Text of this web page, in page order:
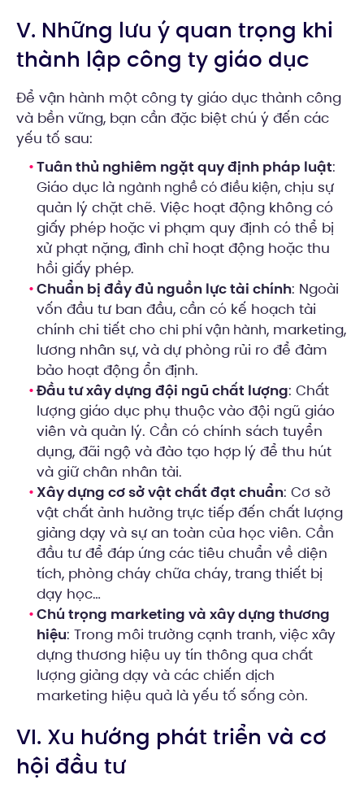
V. Những lưu ý quan trọng khi
thành lập công ty giáo dục
Để vận hành một công ty giáo dục thành công
và bền vững, bạn cần đặc biệt chú ý đến các
yếu tố sau:
Tuân thủ nghiêm ngặt quy định pháp luật:
Giáo dục là ngành nghề có điều kiện, chịu sự
quản lý chặt chẽ. Việc hoạt động không có
giấy phép hoặc vi phạm quy định có thể bị
xử phạt nặng, đình chỉ hoạt động hoặc thu
hồi giấy phép.
Chuẩn bị đầy đủ nguồn lực tài chính: Ngoài
vốn đầu tư ban đầu, cần có kế hoạch tài
chính chi tiết cho chi phí vận hành, marketing,
lương nhân sự, và dự phòng rủi ro để đảm
bảo hoạt động ổn định.
Đầu tư xây dựng đội ngũ chất lượng: Chất
lượng giáo dục phụ thuộc vào đội ngũ giáo
viên và quản lý. Cần có chính sách tuyển
dụng, đãi ngộ và đào tạo hợp lý để thu hút
và giữ chân nhân tài.
Xây dựng cơ sở vật chất đạt chuẩn: Cơ sở
vật chất ảnh hưởng trực tiếp đến chất lượng
giảng dạy và sự an toàn của học viên. Cần
đầu tư để đáp ứng các tiêu chuẩn về diện
tích, phòng cháy chữa cháy, trang thiết bị
dạy học…
Chú trọng marketing và xây dựng thương
hiệu: Trong môi trường cạnh tranh, việc xây
dựng thương hiệu uy tín thông qua chất
lượng giảng dạy và các chiến dịch
marketing hiệu quả là yếu tố sống còn.
VI. Xu hướng phát triển và cơ
hội đầu tư